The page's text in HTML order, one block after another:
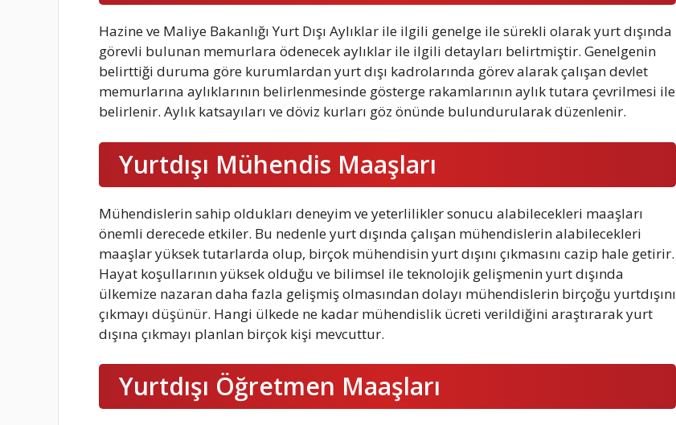
Hazine ve Maliye Bakanlığı Yurt Dışı Aylıklar ile ilgili genelge ile sürekli olarak yurt dışında
görevli bulunan memurlara ödenecek aylıklar ile ilgili detayları belirtmiştir. Genelgenin
belirttiği duruma göre kurumlardan yurt dışı kadrolarında görev alarak çalışan devlet
memurlarına aylıklarının belirlenmesinde gösterge rakamlarının aylık tutara çevrilmesi ile
belirlenir. Aylık katsayıları ve döviz kurları göz önünde bulundurularak düzenlenir.
Yurtdışı Mühendis Maaşları
Mühendislerin sahip oldukları deneyim ve yeterlilikler sonucu alabilecekleri maaşları
önemli derecede etkiler. Bu nedenle yurt dışında çalışan mühendislerin alabilecekleri
maaşlar yüksek tutarlarda olup, birçok mühendisin yurt dışını çıkmasını cazip hale getirir.
Hayat koşullarının yüksek olduğu ve bilimsel ile teknolojik gelişmenin yurt dışında
ülkemize nazaran daha fazla gelişmiş olmasından dolayı mühendislerin birçoğu yurtdışını
çıkmayı düşünür. Hangi ülkede ne kadar mühendislik ücreti verildiğini araştırarak yurt
dışına çıkmayı planlan birçok kişi mevcuttur.
Yurtdışı Öğretmen Maaşları